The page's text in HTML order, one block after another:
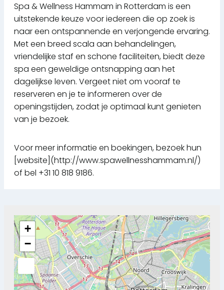
Spa & Wellness Hammam in Rotterdam is een
uitstekende keuze voor iedereen die op zoek is
naar een ontspannende en verjongende ervaring.
Met een breed scala aan behandelingen,
vriendelijke staf en schone faciliteiten, biedt deze
spa een geweldige ontsnapping aan het
dagelijkse leven. Vergeet niet om vooraf te
reserveren en je te informeren over de
openingstijden, zodat je optimaal kunt genieten
van je bezoek.
Voor meer informatie en boekingen, bezoek hun
[website](http://www.spawellnesshammam.nl/)
of bel +31 10 818 9186.
+
−